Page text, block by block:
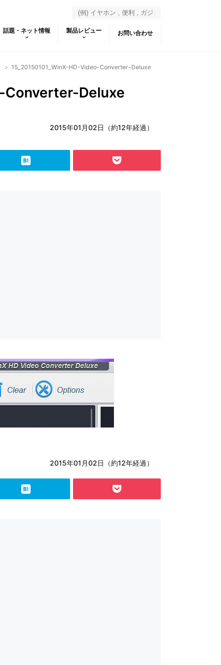
話題・ネット情報 製品レビュー お問い合わせ
> 15_20150101_WinX-HD-Video-Converter-Deluxe
Converter-Deluxe
2015年01月02日（約12年経過）
2015年01月02日（約12年経過）